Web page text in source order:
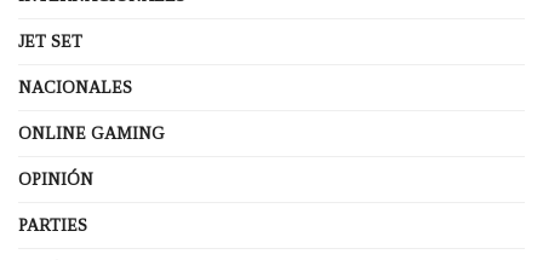
JET SET
NACIONALES
ONLINE GAMING
OPINIÓN
PARTIES